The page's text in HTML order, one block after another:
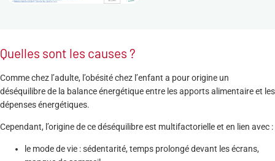
Quelles sont les causes ?
Comme chez l’adulte, l’obésité chez l’enfant a pour origine un
déséquilibre de la balance énergétique entre les apports alimentaire et les
dépenses énergétiques.
Cependant, l’origine de ce déséquilibre est multifactorielle et en lien avec :
le mode de vie : sédentarité, temps prolongé devant les écrans,